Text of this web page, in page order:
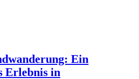
Ein
Erlebnis in